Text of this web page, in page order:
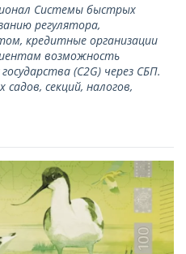
Системы быстрых
регулятора,
кредитные организации
возможность
(С2G) через СБП.
секций, налогов,